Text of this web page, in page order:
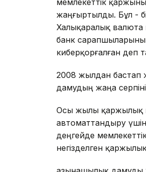
мемлекеттік қаржыны
жаңғыртылды. Бұл -
Халықаралық валюта
банк
киберқорғалған деп
2008 жылдан бастап
дамудың жаңа
Осы жылы қаржылық
автоматтандыру
деңгейде
негізделген